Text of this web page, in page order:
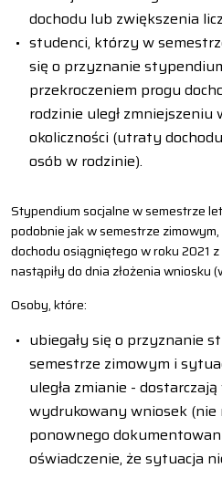
dochodu lub zwiększenia
studenci, którzy w
się o przyznanie
przekroczeniem progu
rodzinie uległ
okoliczności (utraty
osób w rodzinie).
Stypendium socjalne w semestrze
podobnie jak w semestrze
dochodu osiągniętego w roku 2021
nastąpiły do dnia złożenia wniosku
Osoby, które:
ubiegały się o przyznanie
semestrze zimowym i
uległa zmianie -
wydrukowany wniosek (nie
ponownego
oświadczenie, że sytuacja